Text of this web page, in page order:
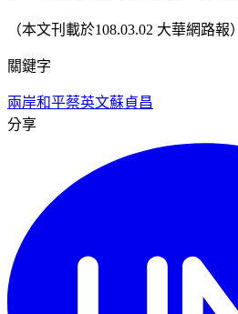
（本文刊載於108.03.02 大華網路報）
關鍵字
兩岸和平蔡英文蘇貞昌
分享